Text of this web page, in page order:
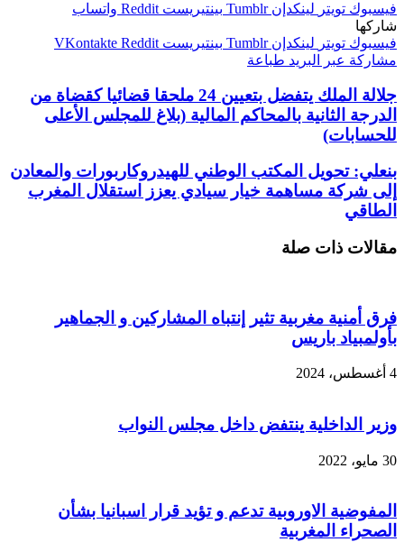
فيسبوك تويتر لينكدإن بينتيريست
واتساب
شاركها
فيسبوك تويتر لينكدإن بينتيريست
مشاركة عبر البريد طباعة
جلالة الملك يتفضل بتعيين 24 ملحقا قضائيا كقضاة من
الدرجة الثانية بالمحاكم المالية (بلاغ للمجلس الأعلى
للحسابات)
بنعلي: تحويل المكتب الوطني للهيدروكاربورات والمعادن
إلى شركة مساهمة خيار سيادي يعزز استقلال المغرب
الطاقي
مقالات ذات صلة
فرق أمنية مغربية تثير إنتباه المشاركين و الجماهير
بأولمبياد باريس
4 أغسطس، 2024
وزير الداخلية ينتفض داخل مجلس النواب
30 مايو، 2022
المفوضية الاوروبية تدعم و تؤيد قرار اسبانيا بشأن
الصحراء المغربية